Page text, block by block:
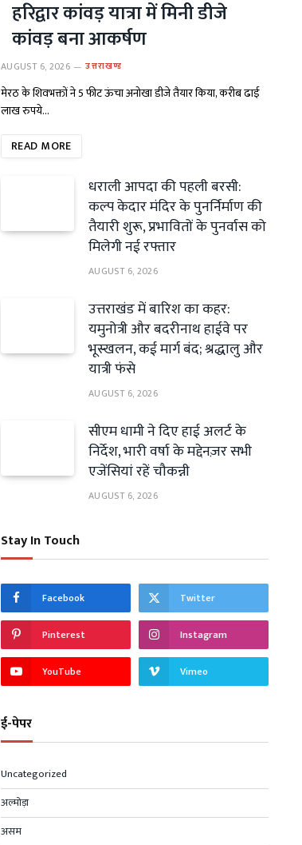
हरिद्वार कांवड़ यात्रा में मिनी डीजे
कांवड़ बना आकर्षण
AUGUST 6, 2026 उत्तराखण्ड
मेरठ के शिवभक्तों ने 5 फीट ऊंचा अनोखा डीजे तैयार किया, करीब ढाई
लाख रुपये…
READ MORE
धराली आपदा की पहली बरसी:
कल्प केदार मंदिर के पुनर्निर्माण की
तैयारी शुरू, प्रभावितों के पुनर्वास को
मिलेगी नई रफ्तार
AUGUST 6, 2026
उत्तराखंड में बारिश का कहर:
यमुनोत्री और बदरीनाथ हाईवे पर
भूस्खलन, कई मार्ग बंद; श्रद्धालु और
यात्री फंसे
AUGUST 6, 2026
सीएम धामी ने दिए हाई अलर्ट के
निर्देश, भारी वर्षा के मद्देनज़र सभी
एजेंसियां रहें चौकन्नी
AUGUST 6, 2026
Stay In Touch
Facebook Twitter
Pinterest Instagram
YouTube Vimeo
ई-पेपर
Uncategorized
अल्मोड़ा
असम